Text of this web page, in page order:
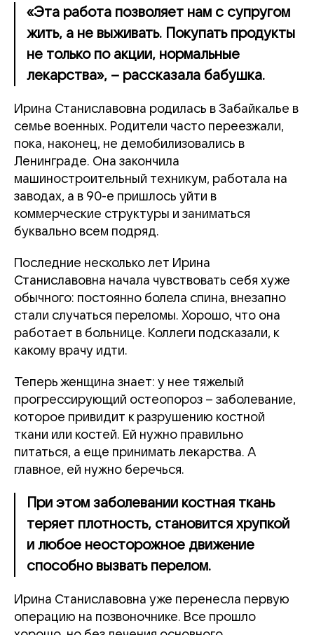
«Эта работа позволяет нам с супругом
жить, а не выживать. Покупать продукты
не только по акции, нормальные
лекарства», – рассказала бабушка.
Ирина Станиславовна родилась в Забайкалье в
семье военных. Родители часто переезжали,
пока, наконец, не демобилизовались в
Ленинграде. Она закончила
машиностроительный техникум, работала на
заводах, а в 90-е пришлось уйти в
коммерческие структуры и заниматься
буквально всем подряд.
Последние несколько лет Ирина
Станиславовна начала чувствовать себя хуже
обычного: постоянно болела спина, внезапно
стали случаться переломы. Хорошо, что она
работает в больнице. Коллеги подсказали, к
какому врачу идти.
Теперь женщина знает: у нее тяжелый
прогрессирующий остеопороз – заболевание,
которое привидит к разрушению костной
ткани или костей. Ей нужно правильно
питаться, а еще принимать лекарства. А
главное, ей нужно беречься.
При этом заболевании костная ткань
теряет плотность, становится хрупкой
и любое неосторожное движение
способно вызвать перелом.
Ирина Станиславовна уже перенесла первую
операцию на позвоночнике. Все прошло